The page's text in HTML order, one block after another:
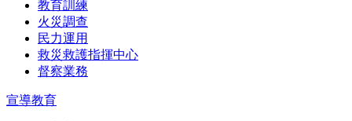
教育訓練
火災調查
民力運用
救災救護指揮中心
督察業務
宣導教育